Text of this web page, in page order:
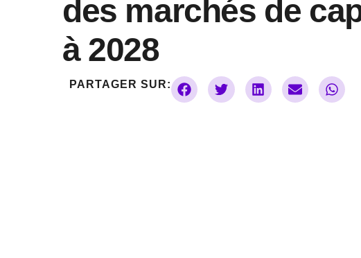
des marchés de
à 2028
PARTAGER SUR: